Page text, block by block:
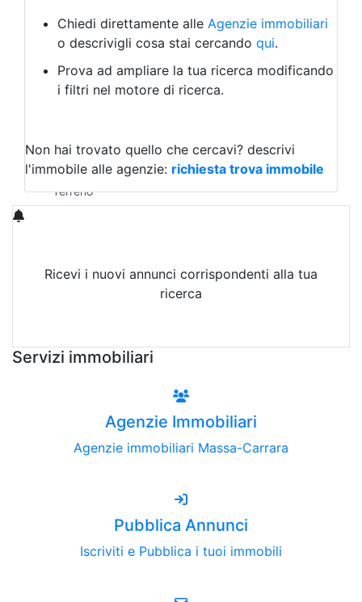
Albergo
Laboratorio Artigianale
Negozio/locale commerciale
Agriturismo
Magazzini
Qualsiasi
Terreno edificabile
Terreno
Chiedi direttamente alle Agenzie immobiliari
o descrivigli cosa stai cercando qui.
Prova ad ampliare la tua ricerca modificando
i filtri nel motore di ricerca.
Non hai trovato quello che cercavi? descrivi
l'immobile alle agenzie: richiesta trova immobile
Ricevi i nuovi annunci corrispondenti alla tua
ricerca
Servizi immobiliari
Agenzie Immobiliari
Agenzie immobiliari Massa-Carrara
Pubblica Annunci
Iscriviti e Pubblica i tuoi immobili